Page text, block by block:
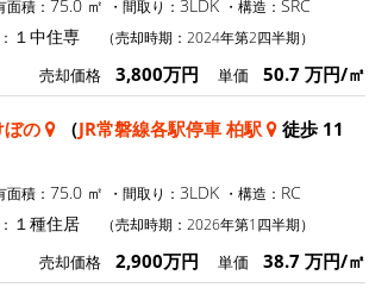
面積： 75.0 ㎡ ・間取り： 3LDK ・構造： SRC
１中住専 （売却時期：2024年第2四半期）
売却価格 3,800万円 単価 50.7 万円/㎡
ぼの （JR常磐線各駅停車 柏駅
徒歩 11
面積： 75.0 ㎡ ・間取り： 3LDK ・構造： RC
１種住居 （売却時期：2026年第1四半期）
売却価格 2,900万円 単価 38.7 万円/㎡